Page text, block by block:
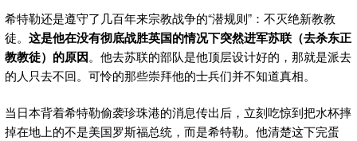
希特勒还是遵守了几百年来宗教战争的“潜规则”：不灭绝新教教
徒。 这是他在没有彻底战胜英国的情况下突然进军苏联（去杀东正
教教徒）的原因。他去苏联的部队是他顶层设计好的，那就是派去
的人只去不回。可怜的那些崇拜他的士兵们并不知道真相。
当日本背着希特勒偷袭珍珠港的消息传出后，立刻吃惊到把水杯摔
掉在地上的不是美国罗斯福总统，而是希特勒。他清楚这下完蛋